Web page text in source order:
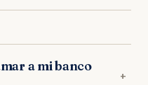
a mi banco
+